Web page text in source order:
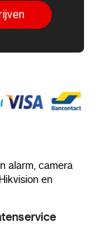
alarm, camera
en